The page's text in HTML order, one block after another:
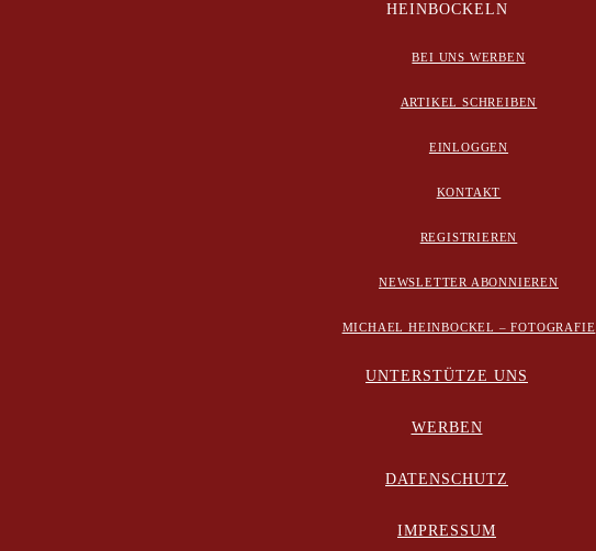
HEINBOCKELN
BEI UNS WERBEN
ARTIKEL SCHREIBEN
EINLOGGEN
KONTAKT
REGISTRIEREN
NEWSLETTER ABONNIEREN
MICHAEL HEINBOCKEL – FOTOGRAFIE
UNTERSTÜTZE UNS
WERBEN
DATENSCHUTZ
IMPRESSUM